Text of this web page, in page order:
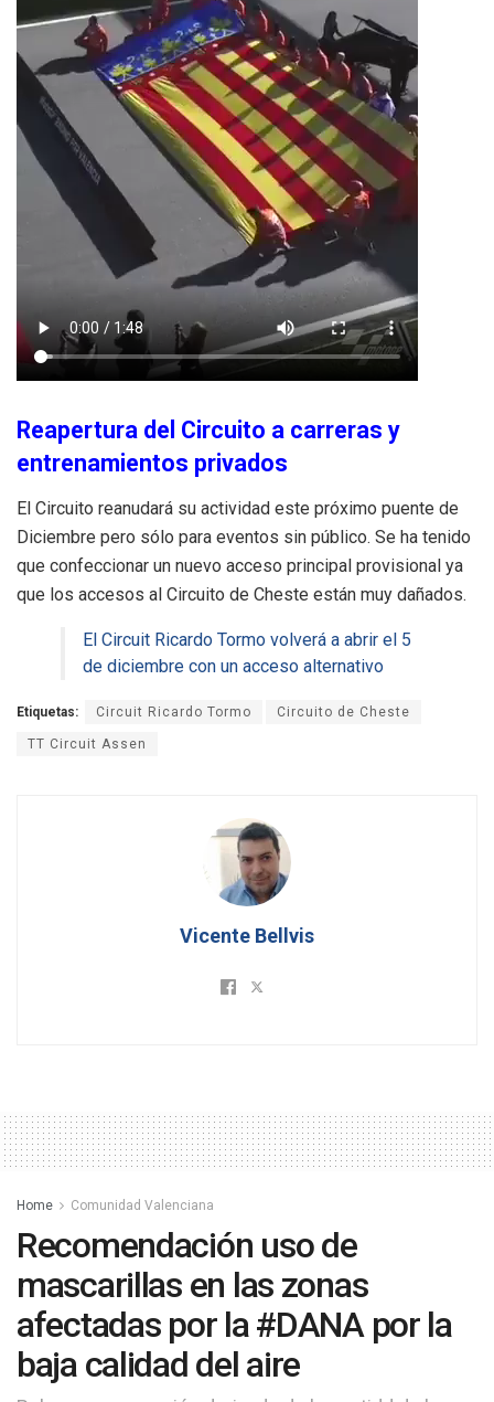
Reapertura del Circuito a carreras y
entrenamientos privados
El Circuito reanudará su actividad este próximo puente de
Diciembre pero sólo para eventos sin público. Se ha tenido
que confeccionar un nuevo acceso principal provisional ya
que los accesos al Circuito de Cheste están muy dañados.
El Circuit Ricardo Tormo volverá a abrir el 5
de diciembre con un acceso alternativo
Etiquetas: Circuit Ricardo Tormo Circuito de Cheste
TT Circuit Assen
Vicente Bellvis
Home Comunidad Valenciana
Recomendación uso de
mascarillas en las zonas
afectadas por la #DANA por la
baja calidad del aire